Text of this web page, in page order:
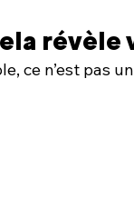
révèle
ce n’est pas